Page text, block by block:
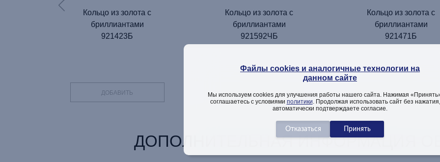
Кольцо из золота с
бриллиантами
921423Б
ДОБАВИТЬ
Кольцо из золота с
бриллиантами
921592ЧБ
ДОБАВИТЬ
Кольцо из золота с
бриллиантами
921471Б
ДОБАВИТЬ
ДОПОЛНИТЕЛЬНАЯ ИНФОРМАЦИЯ
Файлы cookies и аналогичные технологии на
данном сайте
Мы используем cookies для улучшения работы нашего сайта. Нажимая
соглашаетесь с условиями политики . Продолжая использовать сайт без
автоматически подтверждаете согласие.